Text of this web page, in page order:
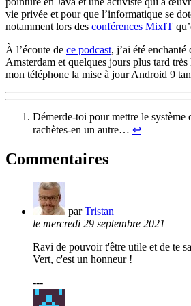
vie privée et pour que l’informatique se
notamment lors des conférences MixIT
À l’écoute de ce podcast, j’ai été enchanté
Amsterdam et quelques jours plus tard
mon téléphone la mise à jour Android 9
Démerde-toi pour mettre le système
rachètes-en un autre… ↩︎
Commentaires
parTristan
le mercredi 29 septembre 2021
Ravi de pouvoir t'être utile et de te
Vert, c'est un honneur !
---